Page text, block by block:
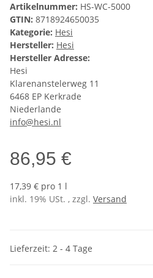
Artikelnummer: HS-WC-5000
GTIN: 8718924650035
Kategorie: Hesi
Hersteller: Hesi
Hersteller Adresse:
Hesi
Klarenanstelerweg 11
6468 EP Kerkrade
Niederlande
info@hesi.nl
86,95 €
17,39 € pro 1 l
inkl. 19% USt. , zzgl. Versand
Lieferzeit: 2 - 4 Tage